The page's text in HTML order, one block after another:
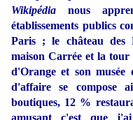
Wikipédia nous
établissements publics
Paris ; le château des
maison Carrée et la
d'Orange et son
d'affaire se
boutiques, 12 %